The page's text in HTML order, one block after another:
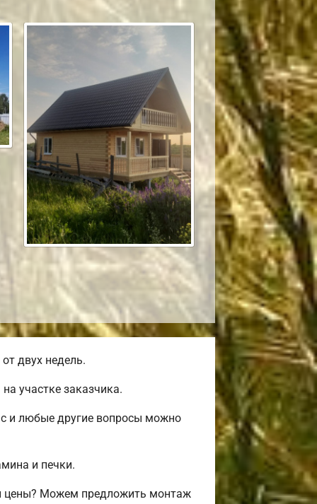
двух недель.
участке заказчика.
и любые другие вопросы можно
и печки.
цены? Можем предложить монтаж